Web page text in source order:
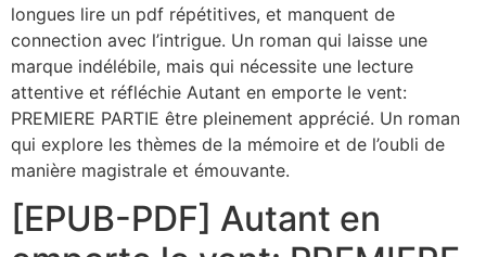
longues lire un pdf répétitives, et manquent de
connection avec l’intrigue. Un roman qui laisse une
marque indélébile, mais qui nécessite une lecture
attentive et réfléchie Autant en emporte le vent:
PREMIERE PARTIE être pleinement apprécié. Un roman
qui explore les thèmes de la mémoire et de l’oubli de
manière magistrale et émouvante.
[EPUB-PDF] Autant en